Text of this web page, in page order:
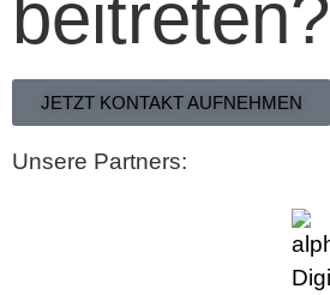
beitreten?
JETZT KONTAKT AUFNEHMEN
Unsere Partners: